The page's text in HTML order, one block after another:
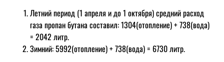
Летний период (1 апреля и до 1 октября) средний расход
газа пропан бутана составил: 1304(отопление) + 738(вода)
= 2042 литр.
Зимний: 5992(отопление) + 738(вода) = 6730 литр.